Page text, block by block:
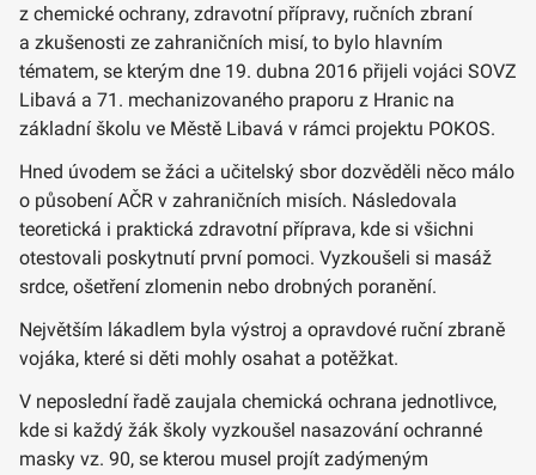
z chemické ochrany, zdravotní přípravy, ručních zbraní
a zkušenosti ze zahraničních misí, to bylo hlavním
tématem, se kterým dne 19. dubna 2016 přijeli vojáci SOVZ
Libavá a 71. mechanizovaného praporu z Hranic na
základní školu ve Městě Libavá v rámci projektu POKOS.
Hned úvodem se žáci a učitelský sbor dozvěděli něco málo
o působení AČR v zahraničních misích. Následovala
teoretická i praktická zdravotní příprava, kde si všichni
otestovali poskytnutí první pomoci. Vyzkoušeli si masáž
srdce, ošetření zlomenin nebo drobných poranění.
Největším lákadlem byla výstroj a opravdové ruční zbraně
vojáka, které si děti mohly osahat a potěžkat.
V neposlední řadě zaujala chemická ochrana jednotlivce,
kde si každý žák školy vyzkoušel nasazování ochranné
masky vz. 90, se kterou musel projít zadýmeným